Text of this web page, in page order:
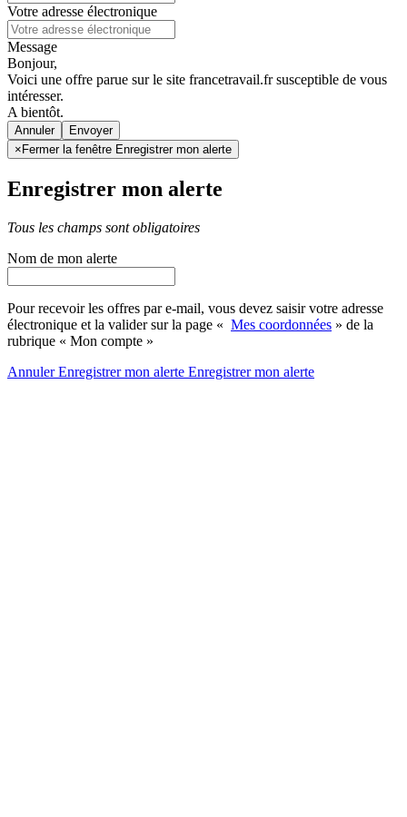
Votre adresse électronique
Message
Bonjour,
Voici une offre parue sur le site francetravail.fr susceptible de vous
intéresser.
A bientôt.
Annuler
× Fermer la fenêtre Enregistrer mon alerte
Enregistrer mon alerte
Tous les champs sont obligatoires
Nom de mon alerte
Pour recevoir les offres par e-mail, vous devez saisir votre adresse
électronique et la valider sur la page « Mes coordonnées » de la
rubrique « Mon compte »
AnnulerEnregistrer mon alerte Enregistrermon alerte